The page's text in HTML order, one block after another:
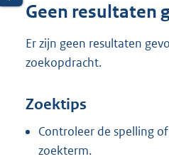
Geen resultaten
Er zijn geen resultaten
zoekopdracht.
Zoektips
Controleer de spelling
zoekterm.